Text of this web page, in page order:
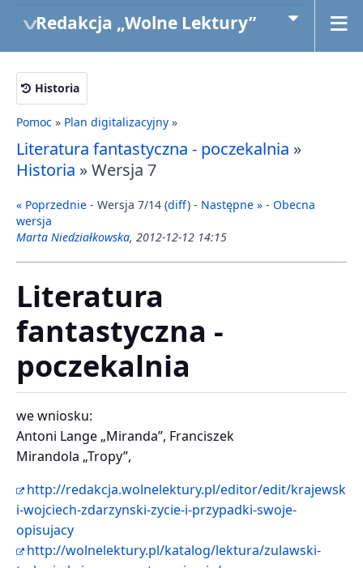
Redakcja „Wolne Lektury”
Historia
Pomoc » Plan digitalizacyjny »
Literatura fantastyczna - poczekalnia »
Historia » Wersja 7
« Poprzednie - Wersja 7/14 (diff) - Następne » - Obecna
wersja
Marta Niedziałkowska, 2012-12-12 14:15
Literatura
fantastyczna -
poczekalnia
we wniosku:
Antoni Lange „Miranda”, Franciszek
Mirandola „Tropy”,
http://redakcja.wolnelektury.pl/editor/edit/krajewsk
i-wojciech-zdarzynski-zycie-i-przypadki-swoje-
opisujacy
http://wolnelektury.pl/katalog/lektura/zulawski-